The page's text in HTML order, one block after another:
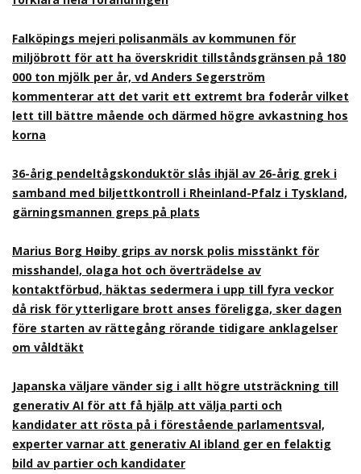
Falköpings mejeri polisanmäls av kommunen för
miljöbrott för att ha överskridit tillståndsgränsen på 180
000 ton mjölk per år, vd Anders Segerström
kommenterar att det varit ett extremt bra foderår vilket
lett till bättre mående och därmed högre avkastning hos
korna
36-årig pendeltågskonduktör slås ihjäl av 26-årig grek i
samband med biljettkontroll i Rheinland-Pfalz i Tyskland,
gärningsmannen greps på plats
Marius Borg Høiby grips av norsk polis misstänkt för
misshandel, olaga hot och överträdelse av
kontaktförbud, häktas sedermera i upp till fyra veckor
då risk för ytterligare brott anses föreligga, sker dagen
före starten av rättegång rörande tidigare anklagelser
om våldtäkt
Japanska väljare vänder sig i allt högre utsträckning till
generativ AI för att få hjälp att välja parti och
kandidater att rösta på i förestående parlamentsval,
experter varnar att generativ AI ibland ger en felaktig
bild av partier och kandidater